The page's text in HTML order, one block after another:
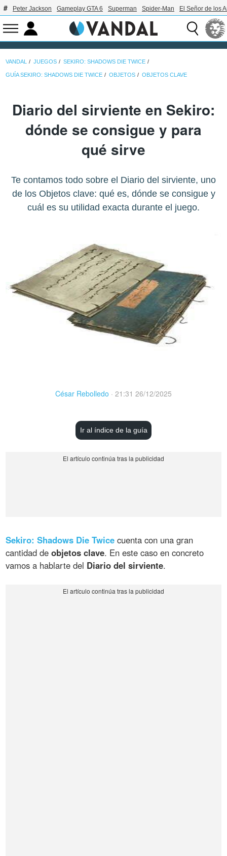
Peter Jackson Gameplay GTA 6 Superman Spider-Man El Señor de los
VANDAL JUEGOS SEKIRO: SHADOWS DIE TWICE
GUÍA SEKIRO: SHADOWS DIE TWICE OBJETOS OBJETOS CLAVE
Diario del sirviente en Sekiro:
dónde se consigue y para
qué sirve
Te contamos todo sobre el Diario del sirviente, uno
de los Objetos clave: qué es, dónde se consigue y
cuál es su utilidad exacta durante el juego.
César Rebolledo · 21:31 26/12/2025
Ir al índice de la guía
Sekiro: Shadows Die Twice cuenta con una gran
cantidad deobjetos clave. En este caso en concreto
vamos a hablarte del Diario del sirviente.